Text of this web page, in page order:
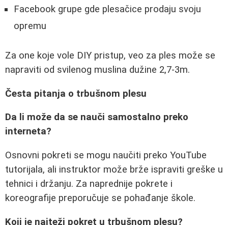
Facebook grupe gde plesačice prodaju svoju
opremu
Za one koje vole DIY pristup, veo za ples može se
napraviti od svilenog muslina dužine 2,7-3m.
Česta pitanja o trbušnom plesu
Da li može da se nauči samostalno preko
interneta?
Osnovni pokreti se mogu naučiti preko YouTube
tutorijala, ali instruktor može brže ispraviti greške u
tehnici i držanju. Za naprednije pokrete i
koreografije preporučuje se pohađanje škole.
Koji je najteži pokret u trbušnom plesu?